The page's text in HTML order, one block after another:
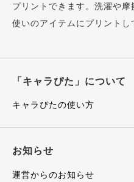
プリントできます。洗濯や
使いのアイテムにプリントし
「キャラぴた」について
キャラぴたの使い方
お知らせ
運営からのお知らせ